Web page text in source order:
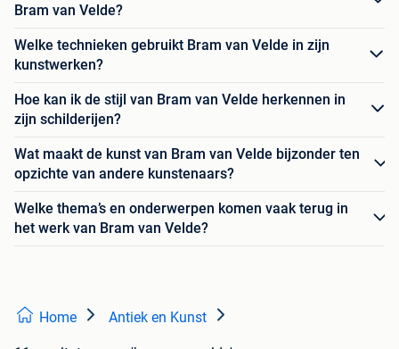
Bram van Velde?
Welke technieken gebruikt Bram van Velde in zijn
kunstwerken?
Hoe kan ik de stijl van Bram van Velde herkennen in
zijn schilderijen?
Wat maakt de kunst van Bram van Velde bijzonder ten
opzichte van andere kunstenaars?
Welke thema’s en onderwerpen komen vaak terug in
het werk van Bram van Velde?
Home Antiek en Kunst